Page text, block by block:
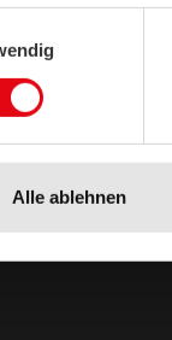
Alle ablehnen